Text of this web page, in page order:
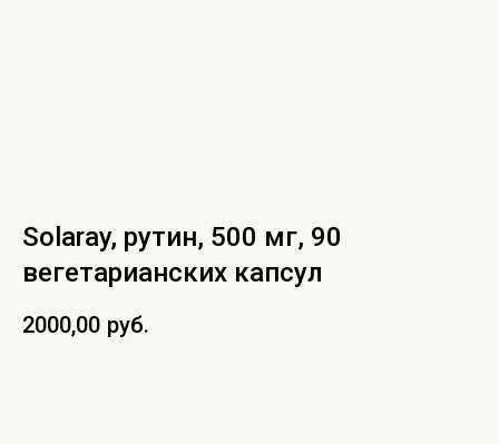
Solaray, рутин, 500 мг, 90
вегетарианских капсул
2000,00 руб.